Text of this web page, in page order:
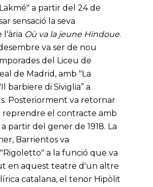
a partir del 24 de
sensació la seva
l'ària Où va la jeune Hindoue.
va ser de nou
del Liceu de
de Madrid, amb "La
barbiere di Siviglia” a
Posteriorment va retornar
reprendre el contracte amb
partir del gener de 1918. La
Barrientos va
a la funció que va
en aquest teatre d'un altre
catalana, el tenor Hipòlit